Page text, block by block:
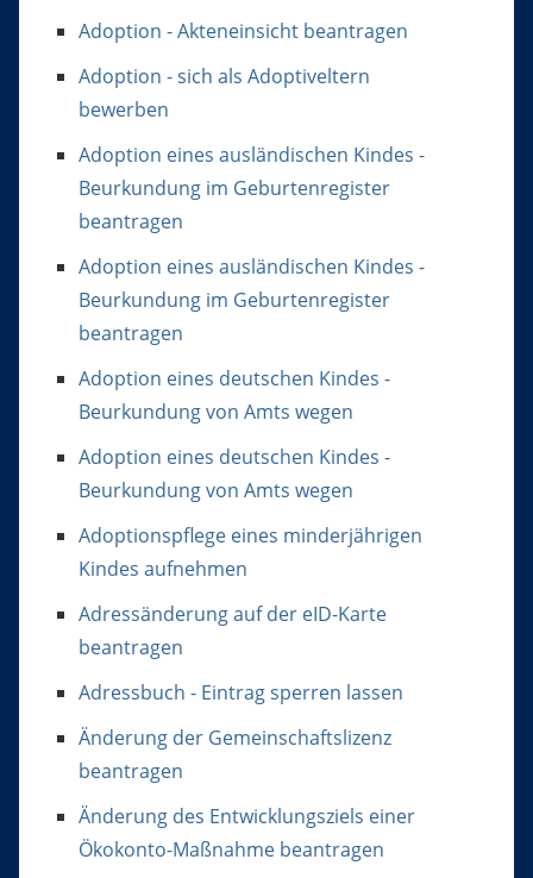
Adoption - Akteneinsicht beantragen
Adoption - sich als Adoptiveltern
bewerben
Adoption eines ausländischen Kindes -
Beurkundung im Geburtenregister
beantragen
Adoption eines ausländischen Kindes -
Beurkundung im Geburtenregister
beantragen
Adoption eines deutschen Kindes -
Beurkundung von Amts wegen
Adoption eines deutschen Kindes -
Beurkundung von Amts wegen
Adoptionspflege eines minderjährigen
Kindes aufnehmen
Adressänderung auf der eID-Karte
beantragen
Adressbuch - Eintrag sperren lassen
Änderung der Gemeinschaftslizenz
beantragen
Änderung des Entwicklungsziels einer
Ökokonto-Maßnahme beantragen